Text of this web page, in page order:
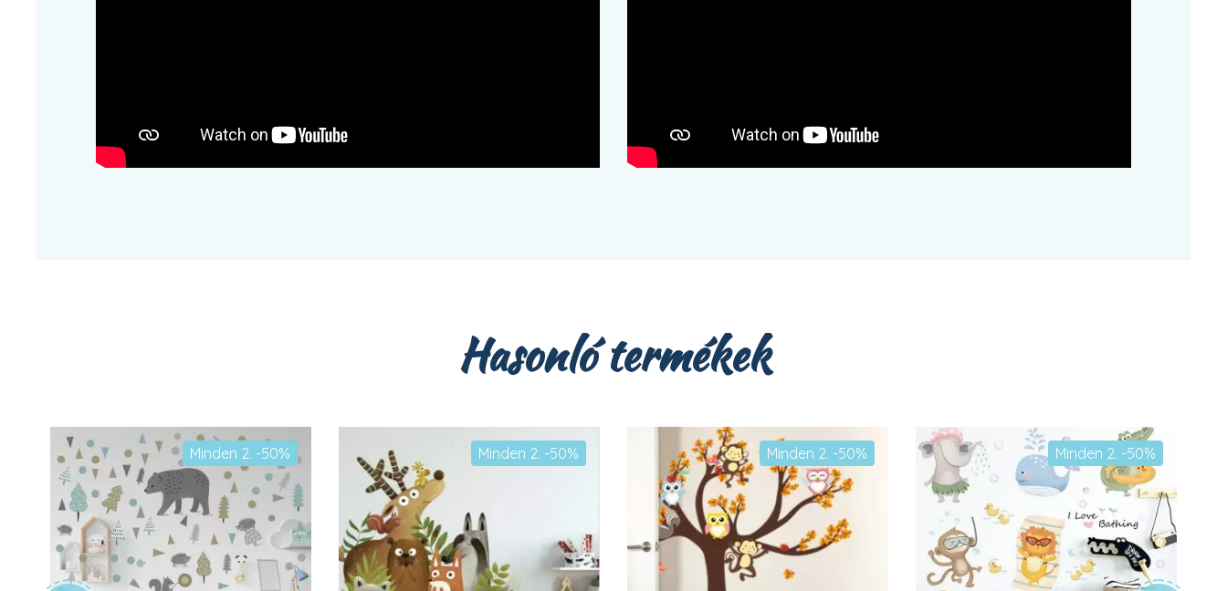
Hasonló termékek
Minden 2. -50% Minden 2. -50% Minden 2. -50% Minden 2. -50%